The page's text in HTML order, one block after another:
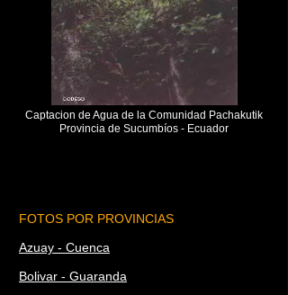
Captacion de Agua de la Comunidad Pachakutik
Provincia de Sucumbíos - Ecuador
FOTOS POR PROVINCIAS
Azuay - Cuenca
Bolivar - Guaranda